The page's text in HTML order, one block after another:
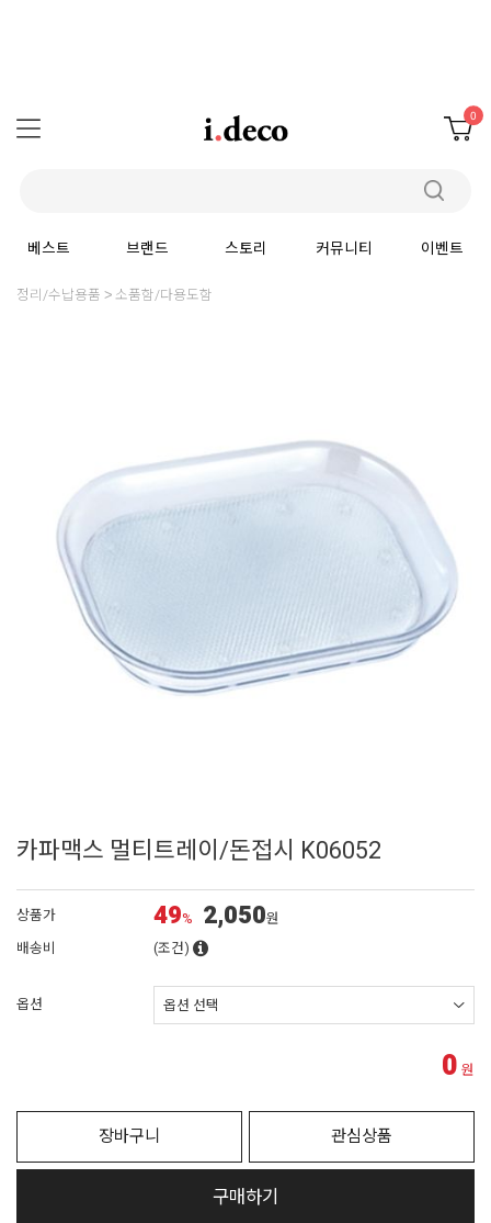
0
베스트 브랜드 스토리 커뮤니티 이벤트
정리/수납용품 소품함/다용도함
카파맥스 멀티트레이/돈접시 K06052
상품가 49% 2,050원
배송비
(조건)
옵션
0 원
장바구니 관심상품
구매하기